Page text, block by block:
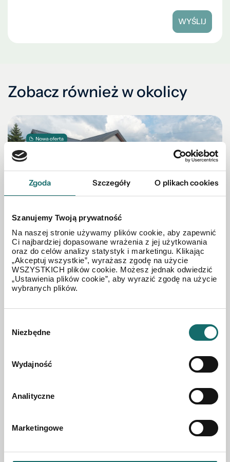
Zgoda Szczegóły O plikach cookies
Szanujemy Twoją prywatność
Na naszej stronie używamy plików cookie, aby zapewnić
Ci najbardziej dopasowane wrażenia z jej użytkowania
oraz do celów analizy statystyk i marketingu. Klikając
„Akceptuj wszystkie”, wyrażasz zgodę na użycie
WSZYSTKICH plików cookie. Możesz jednak odwiedzić
„Ustawienia plików cookie”, aby wyrazić zgodę na użycie
wybranych plików.
zgody
Niezbędne
Wydajność
Analityczne
Marketingowe
WYŚLIJ
Zobacz również w okolicy
MIESZKANIE NA SPRZEDAŻ
86 m² | klimatyzacja | miejsca postojowe
731 000 PLN